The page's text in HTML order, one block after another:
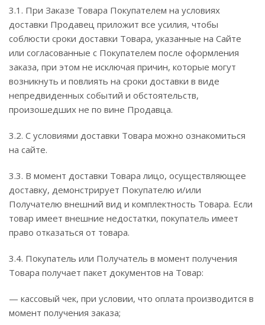
3.1. При Заказе Товара Покупателем на условиях
доставки Продавец приложит все усилия, чтобы
соблюсти сроки доставки Товара, указанные на Сайте
или согласованные с Покупателем после оформления
заказа, при этом не исключая причин, которые могут
возникнуть и повлиять на сроки доставки в виде
непредвиденных событий и обстоятельств,
произошедших не по вине Продавца.
3.2. С условиями доставки Товара можно ознакомиться
на сайте.
3.3. В момент доставки Товара лицо, осуществляющее
доставку, демонстрирует Покупателю и/или
Получателю внешний вид и комплектность Товара. Если
товар имеет внешние недостатки, покупатель имеет
право отказаться от товара.
3.4. Покупатель или Получатель в момент получения
Товара получает пакет документов на Товар:
— кассовый чек, при условии, что оплата производится в
момент получения заказа;